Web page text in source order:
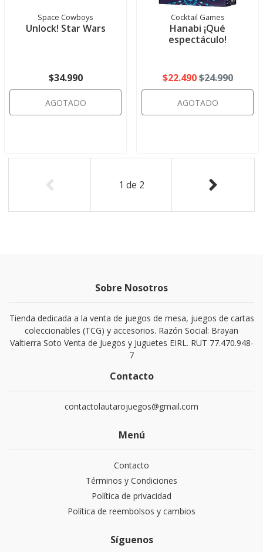
Space Cowboys
Unlock! Star Wars
$34.990
AGOTADO
Cocktail Games
Hanabi ¡Qué
espectáculo!
$22.490$24.990
AGOTADO
1 de 2
Sobre Nosotros
Tienda dedicada a la venta de juegos de mesa, juegos de cartas
coleccionables (TCG) y accesorios. Razón Social: Brayan
Valtierra Soto Venta de Juegos y Juguetes EIRL. RUT 77.470.948-
7
Contacto
contactolautarojuegos@gmail.com
Menú
Contacto
Términos y Condiciones
Política de privacidad
Política de reembolsos y cambios
Síguenos